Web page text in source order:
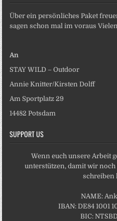
Über ein persönliches Paket
sagen schon mal im voraus
An
STAY WILD – Outdoor
Annie Knitter/Kirsten Dolff
Am Sportplatz 29
14482 Potsdam
SUPPORT US
Wenn euch unsere Arbeit
unterstützen, damit wir
schreiben
NAME:
IBAN: DE84 1001
BIC: